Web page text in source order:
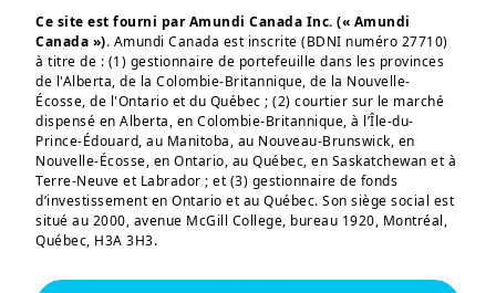
Ce site est fourni par Amundi Canada Inc. (« Amundi
Canada »). Amundi Canada est inscrite (BDNI numéro 27710)
à titre de : (1) gestionnaire de portefeuille dans les provinces
de l'Alberta, de la Colombie-Britannique, de la Nouvelle-
Écosse, de l'Ontario et du Québec ; (2) courtier sur le marché
dispensé en Alberta, en Colombie-Britannique, à l’Île-du-
Prince-Édouard, au Manitoba, au Nouveau-Brunswick, en
Nouvelle-Écosse, en Ontario, au Québec, en Saskatchewan et à
Terre-Neuve et Labrador ; et (3) gestionnaire de fonds
d’investissement en Ontario et au Québec. Son siège social est
situé au 2000, avenue McGill College, bureau 1920, Montréal,
Québec, H3A 3H3.
Vous vous connectez à ce site en tant qu’ « investisseur
du Règlement Général de l’AMF. Elles ne s’adressent
au grand public ou aux particuliers non-professionnels
sens de toute règlementation locale, ni aux “US Persons”,
que cette expression est définie par la «Regulation S» de
Securities and Exchange Commission en vertu du U.S.
Act de 1933.
informations non-contractuelles ne constituent en aucun
une offre d’achat, une sollicitation de vente ou un conseil
investissement dans les OPCVM, fonds et SICAV (les
d’Amundi ou de l’une de ses sociétés affiliées («
»).
ne garantit que les considérations ESG amélioreront la